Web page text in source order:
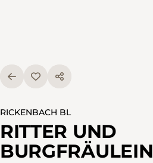
RICKENBACH BL
RITTER UND
BURGFRÄULEIN